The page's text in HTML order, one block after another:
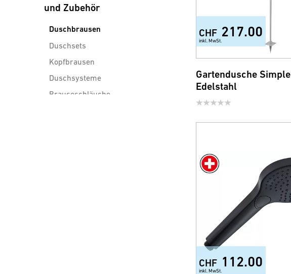
und Zubehör
Duschbrausen
Duschsets
Kopfbrausen
Duschsysteme
Brauseschläuche
CHF 217.00
inkl. MwSt.
Gartendusche Simple
Edelstahl
CHF 112.00
inkl. MwSt.